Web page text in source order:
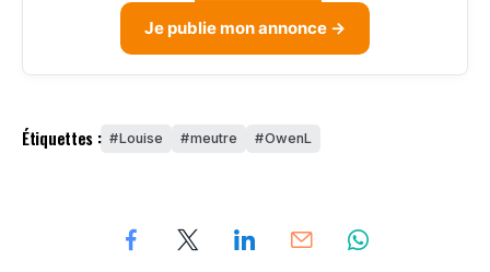
Je publie mon annonce →
Étiquettes : Louise meutre OwenL